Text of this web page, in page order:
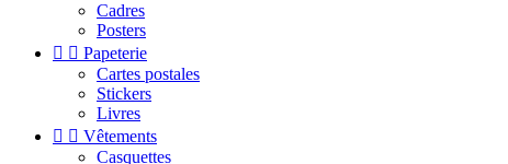
Cadres
Posters
  Papeterie
Cartes postales
Stickers
Livres
  Vêtements
Casquettes